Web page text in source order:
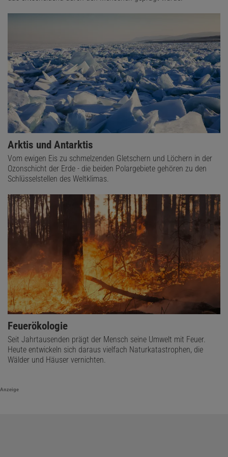
Arktis und Antarktis
Vom ewigen Eis zu schmelzenden Gletschern und Löchern in der
Ozonschicht der Erde - die beiden Polargebiete gehören zu den
Schlüsselstellen des Weltklimas.
Feuerökologie
Seit Jahrtausenden prägt der Mensch seine Umwelt mit Feuer.
Heute entwickeln sich daraus vielfach Naturkatastrophen, die
Wälder und Häuser vernichten.
Anzeige